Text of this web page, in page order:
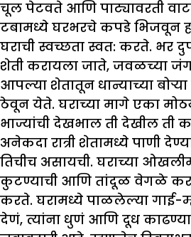
चूल पेटवते आणि पाट्यावरती
टबामध्ये घरभरचे कपडे भिजवून
घराची स्वच्छता स्वत: करते. भर
शेती करायला जाते, जवळच्या
आपल्या शेतातून धान्याच्या बोऱ्या
ठेवून येते. घराच्या मागे एका
भाज्यांची देखभाल ती देखील ती
अनेकदा रात्री शेतामध्ये पाणी
तिचीच असायची. घराच्या
कुटण्याची आणि तांदूळ वेगळे
करते. घरामध्ये पाळलेल्या गाई-
देणं, त्यांना धुणं आणि दूध